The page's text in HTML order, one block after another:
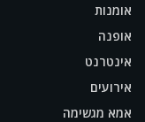
אומנות
אופנה
אינטרנט
אירועים
אמא מגשימה